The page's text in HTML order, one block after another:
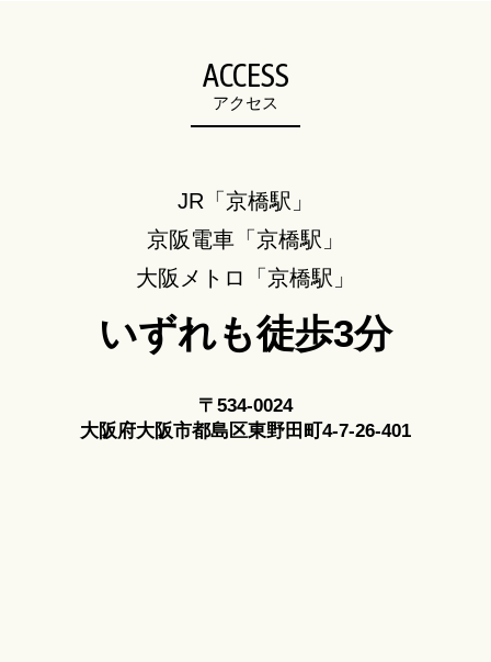
ACCESS
アクセス
JR「京橋駅」
京阪電車「京橋駅」
大阪メトロ「京橋駅」
いずれも徒歩3分
〒534-0024
大阪府大阪市都島区東野田町4-7-26-401